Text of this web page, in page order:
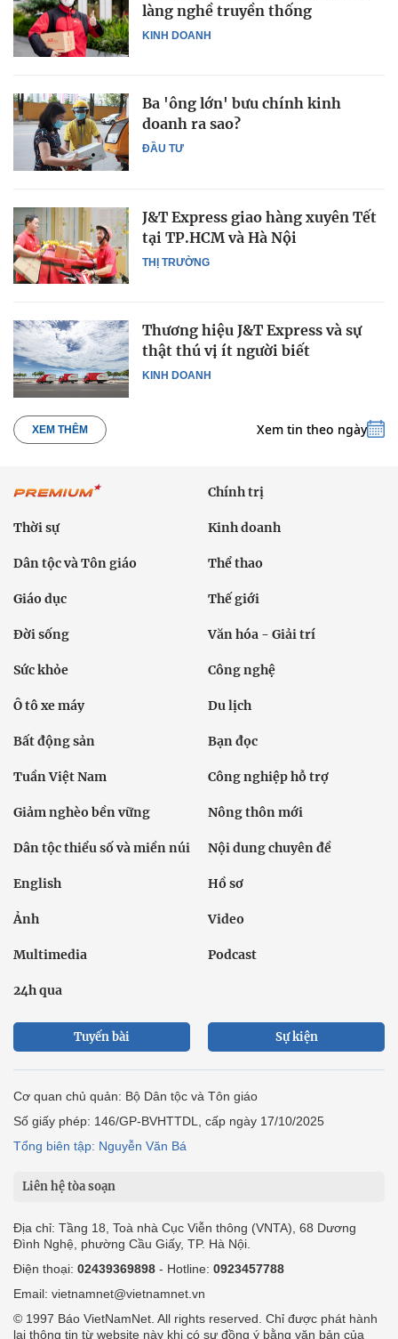
KINH DOANH
làng nghề truyền thống
ĐẦU TƯ
Ba 'ông lớn' bưu chính kinh
doanh ra sao?
THỊ TRƯỜNG
J&T Express giao hàng xuyên Tết
tại TP.HCM và Hà Nội
KINH DOANH
Thương hiệu J&T Express và sự
thật thú vị ít người biết
XEM THÊM Xem tin theo ngày
Chính trị
Thời sự Kinh doanh
Dân tộc và Tôn giáo Thể thao
Giáo dục Thế giới
Đời sống Văn hóa - Giải trí
Sức khỏe Công nghệ
Ô tô xe máy Du lịch
Bất động sản Bạn đọc
Tuần Việt Nam Công nghiệp hỗ trợ
Giảm nghèo bền vững Nông thôn mới
Dân tộc thiểu số và miền núi Nội dung chuyên đề
English Hồ sơ
Ảnh Video
Multimedia Podcast
24h qua
Tuyến bài Sự kiện
Cơ quan chủ quản: Bộ Dân tộc và Tôn giáo
Số giấy phép: 146/GP-BVHTTDL, cấp ngày 17/10/2025
Tổng biên tập: Nguyễn Văn Bá
Liên hệ tòa soạn
Địa chỉ: Tầng 18, Toà nhà Cục Viễn thông (VNTA), 68 Dương
Đình Nghệ, phường Cầu Giấy, TP. Hà Nội.
Điện thoại: 02439369898 - Hotline: 0923457788
Email: vietnamnet@vietnamnet.vn
© 1997 Báo VietNamNet. All rights reserved. Chỉ được phát hành
lại thông tin từ website này khi có sự đồng ý bằng văn bản của